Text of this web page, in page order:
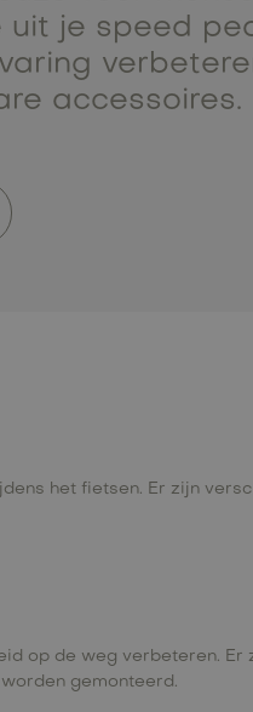
je speed
accessoires.
het fietsen. Er zijn
op de weg verbeteren.
gemonteerd.